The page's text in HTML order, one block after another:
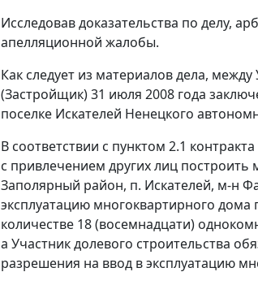
Исследовав доказательства по делу,
апелляционной жалобы.
Как следует из материалов дела,
(Застройщик) 31 июля 2008 года
поселке Искателей Ненецкого
В соответствии с пунктом 2.1
с привлечением других лиц
Заполярный район, п. Искателей, м-н
эксплуатацию многоквартирного дома
количестве 18 (восемнадцати)
а Участник долевого строительства
разрешения на ввод в эксплуатацию